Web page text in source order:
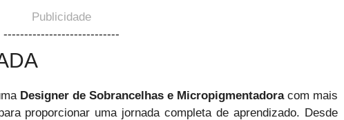
Publicidade
----------------------------
Designer de Sobrancelhas e Micropigmentadoracom mais
proporcionar uma jornada completa de aprendizado. Desde